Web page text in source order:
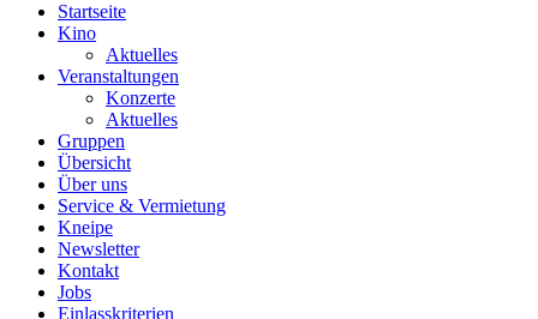
Startseite
Kino
Aktuelles
Veranstaltungen
Konzerte
Aktuelles
Gruppen
Übersicht
Über uns
Service & Vermietung
Kneipe
Newsletter
Kontakt
Jobs
Einlasskriterien